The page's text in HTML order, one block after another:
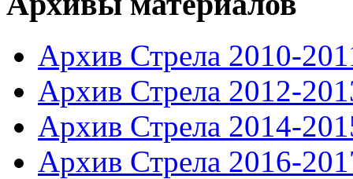
Архив Стрела 2010-
Архив Стрела 2012-
Архив Стрела 2014-
Архив Стрела 2016-